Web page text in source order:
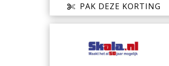
PAK DEZE KORTING